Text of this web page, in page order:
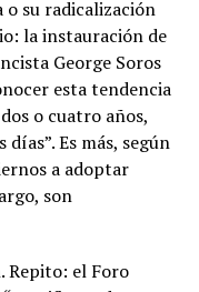
su radicalización
la instauración de
George Soros
esta tendencia
o cuatro años,
Es más, según
a adoptar
son
Repito: el Foro